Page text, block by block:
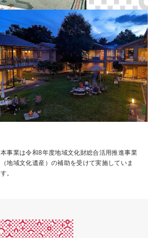
本事業は令和8年度地域文化財総合活用推進事業
（地域文化遺産）の補助を受けて実施していま
す。